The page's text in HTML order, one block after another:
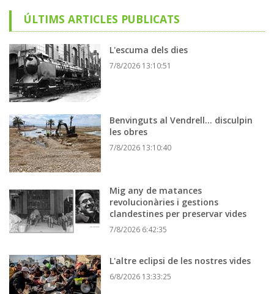
ÚLTIMS ARTICLES PUBLICATS
L'escuma dels dies
7/8/2026 13:10:51
Benvinguts al Vendrell... disculpin
les obres
7/8/2026 13:10:40
Mig any de matances
revolucionàries i gestions
clandestines per preservar vides
7/8/2026 6:42:35
L'altre eclipsi de les nostres vides
6/8/2026 13:33:25